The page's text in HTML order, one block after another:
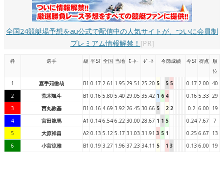
全国24競艇場予想をau公式で配信中の人気サイトが、ついに会員制
プレミアム情報解禁！ [PR]
枠 選手 級 平ST 全国 当地 ﾓｰﾀｰ ﾎﾞｰﾄ 今節成績 今ST 得点
順
位
1
嘉手苅徹哉 B1 0.17 2.61 1.95 29.51 25.20 5 5 5 0.17 2.00 40
2
荒木颯斗 B1 0.16 5.80 5.40 29.05 35.42 1 6 4 0.16 5.33 29
3
西丸敦基 B1 0.16 4.69 3.92 26.45 30.66 5 2 2 0.2 6.00 19
4
宮田龍馬 A1 0.14 6.54 6.22 30.00 28.67 1 1 5 0.24 7.67
7
5
大原祥昌 A2 0.13 5.12 5.17 31.03 31.91 3 5 1 0.25 6.67 13
6
小宮涼雅 B1 0.19 3.27 1.96 37.23 34.11 5 1 3 0.13 6.00 19